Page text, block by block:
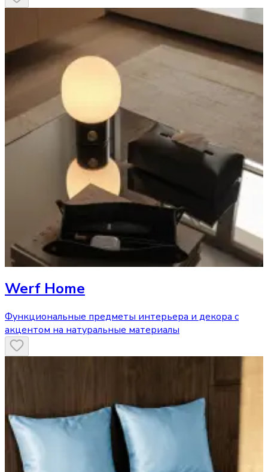
Werf Home
Функциональные предметы интерьера и декора с
акцентом на натуральные материалы